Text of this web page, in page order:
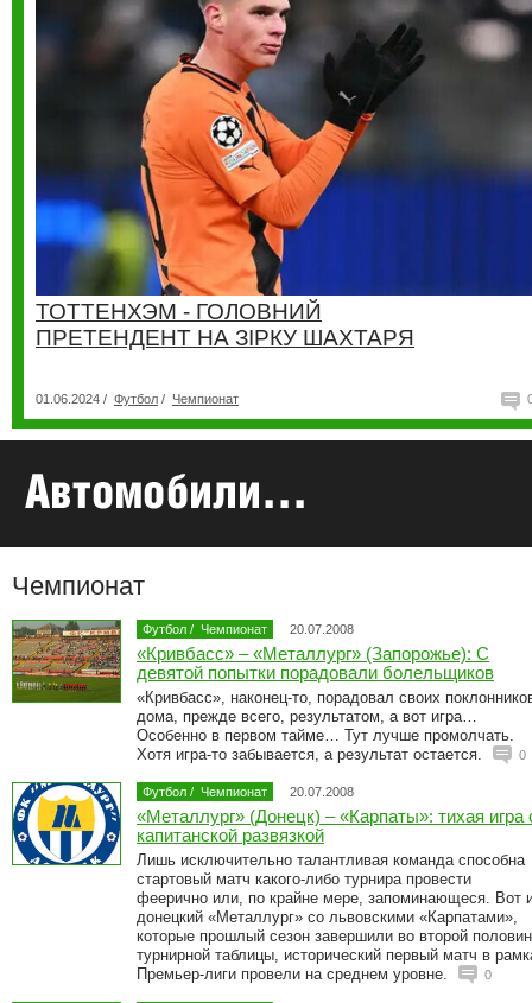
ТОТТЕНХЭМ - ГОЛОВНИЙ
ПРЕТЕНДЕНТ НА ЗІРКУ ШАХТАРЯ
01.06.2024 / Футбол / Чемпионат
Чемпионат
Футбол / Чемпионат 20.07.2008
«Кривбасс» – «Металлург» (Запорожье): С
девятой попытки порадовали болельщиков
«Кривбасс», наконец-то, порадовал своих
дома, прежде всего, результатом, а вот игра…
Особенно в первом тайме… Тут лучше промолчать.
Хотя игра-то забывается, а результат остается.
0
Футбол / Чемпионат 20.07.2008
«Металлург» (Донецк) – «Карпаты»: тихая игра
капитанской развязкой
Лишь исключительно талантливая команда способна
стартовый матч какого-либо турнира провести
феерично или, по крайне мере, запоминающеся. Вот
донецкий «Металлург» со львовскими «Карпатами»,
которые прошлый сезон завершили во второй
турнирной таблицы, исторический первый матч в
Премьер-лиги провели на среднем уровне.
0